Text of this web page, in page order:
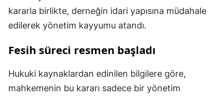
kararla birlikte, derneğin idari yapısına müdahale
edilerek yönetim kayyumu atandı.
Fesih süreci resmen başladı
Hukuki kaynaklardan edinilen bilgilere göre,
mahkemenin bu kararı sadece bir yönetim